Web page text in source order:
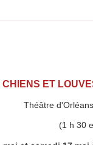
CHIENS ET
Théâtre
(1 h 30